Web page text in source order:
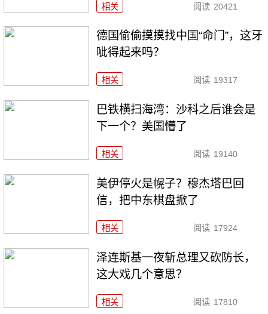
相关 阅读 20421
德国偷偷摸摸找中国“命门”，这牙
呲得起来吗？
相关 阅读 19317
巴铁横扫海湾：沙科之后谁会是
下一个？美国懵了
相关 阅读 19140
美伊停火是幌子？穆杰塔巴回
信，把中东棋盘掀了
相关 阅读 17924
泽连斯基一夜斩总理又砍防长，
这大戏几个意思？
相关 阅读 17810